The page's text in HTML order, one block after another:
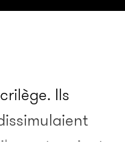
Ils